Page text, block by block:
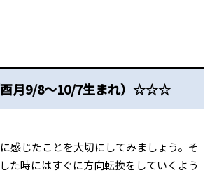
酉月9/8～10/7生まれ）☆☆☆
感じたことを大切にしてみましょう。そ
た時にはすぐに方向転換をしていくよう